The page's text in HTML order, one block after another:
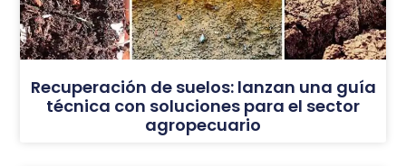
Recuperación de suelos: lanzan una guía
técnica con soluciones para el sector
agropecuario